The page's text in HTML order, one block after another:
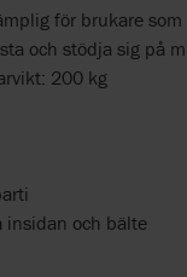
för brukare
och stödja sig på
200 kg
insidan och bälte